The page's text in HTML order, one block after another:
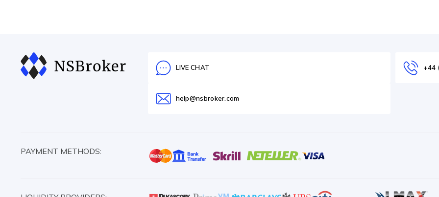
LIVE CHAT +44
help@nsbroker.com
PAYMENT METHODS: